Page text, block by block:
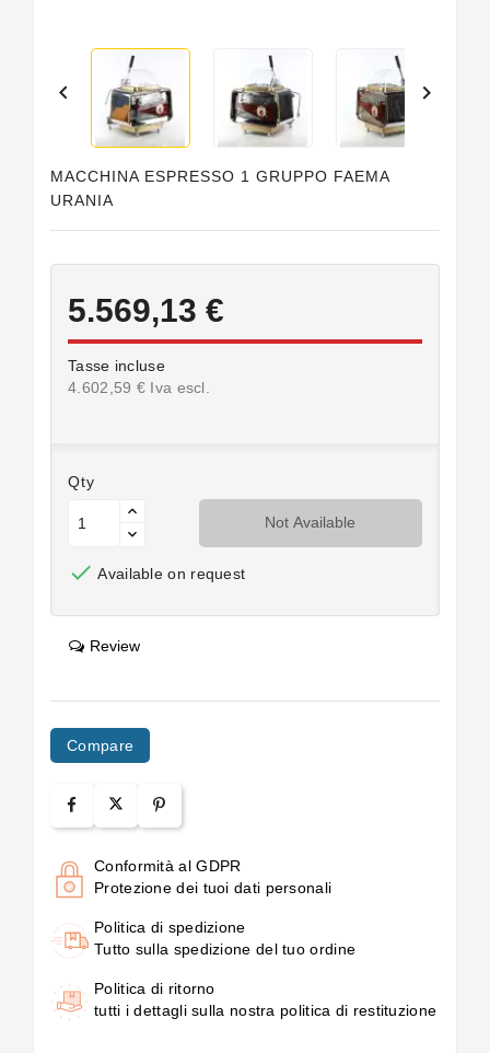
 
MACCHINA ESPRESSO 1 GRUPPO FAEMA
URANIA
5.569,13 €
Tasse incluse
4.602,59 € Iva escl.
Qty
Not Available
 Available on request
Review
Compare
Conformità al GDPR
Protezione dei tuoi dati personali
Politica di spedizione
Tutto sulla spedizione del tuo ordine
Politica di ritorno
tutti i dettagli sulla nostra politica di restituzione